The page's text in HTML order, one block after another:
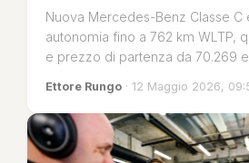
Nuova Mercedes-Benz Classe C
autonomia fino a 762 km WLTP,
e prezzo di partenza da 70.269
Ettore Rungo · 12 Maggio 2026,